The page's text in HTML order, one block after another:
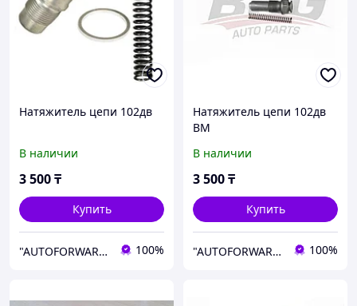
Натяжитель цепи 102дв
В наличии
3 500₸
Купить
"AUTOFORWARD.KZ" Автозапчасти 100%
Натяжитель цепи 102дв
BM
В наличии
3 500₸
Купить
"AUTOFORWARD.KZ" Автозапчасти 100%